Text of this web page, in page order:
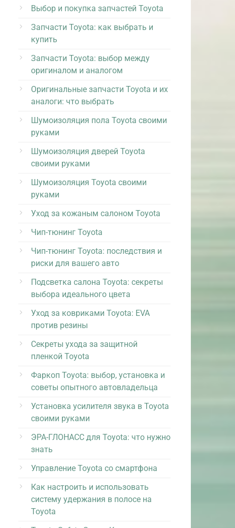
Выбор и покупка запчастей Toyota
Запчасти Toyota: как выбрать и
купить
Запчасти Toyota: выбор между
оригиналом и аналогом
Оригинальные запчасти Toyota и их
аналоги: что выбрать
Шумоизоляция пола Toyota своими
руками
Шумоизоляция дверей Toyota
своими руками
Шумоизоляция Toyota своими
руками
Уход за кожаным салоном Toyota
Чип-тюнинг Toyota
Чип-тюнинг Toyota: последствия и
риски для вашего авто
Подсветка салона Toyota: секреты
выбора идеального цвета
Уход за ковриками Toyota: EVA
против резины
Секреты ухода за защитной
пленкой Toyota
Фаркоп Toyota: выбор, установка и
советы опытного автовладельца
Установка усилителя звука в Toyota
своими руками
ЭРА-ГЛОНАСС для Toyota: что нужно
знать
Управление Toyota со смартфона
Как настроить и использовать
систему удержания в полосе на
Toyota